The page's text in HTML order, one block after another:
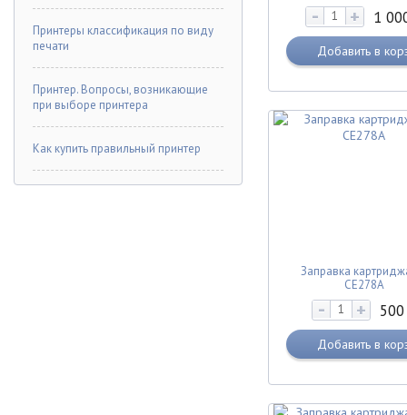
Принтеры классификация по виду
печати
Принтер. Вопросы, возникающие
при выборе принтера
Как купить правильный принтер
- + 1
Добавить в
Заправка
CE278A
- +
Добавить в